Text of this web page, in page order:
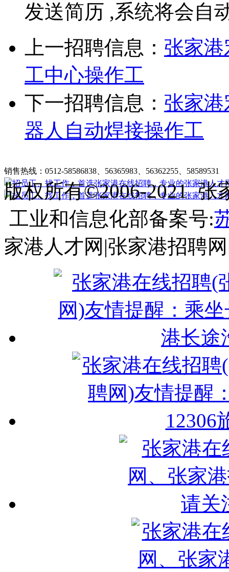
发送简历 ,系统将会自
上一招聘信息： 张家
工中心操作工
下一招聘信息： 张家
器人自动焊接操作工
销售热线：0512-58586838、56365983、56362255、58589531
版权所有©2006-2021 张
工业和信息化部备案号:
家港人才网|张家港招聘